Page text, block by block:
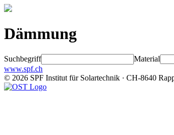
Dämmung
Suchbegriff Material
www.spf.ch
© 2026 SPF Institut für Solartechnik · CH-8640